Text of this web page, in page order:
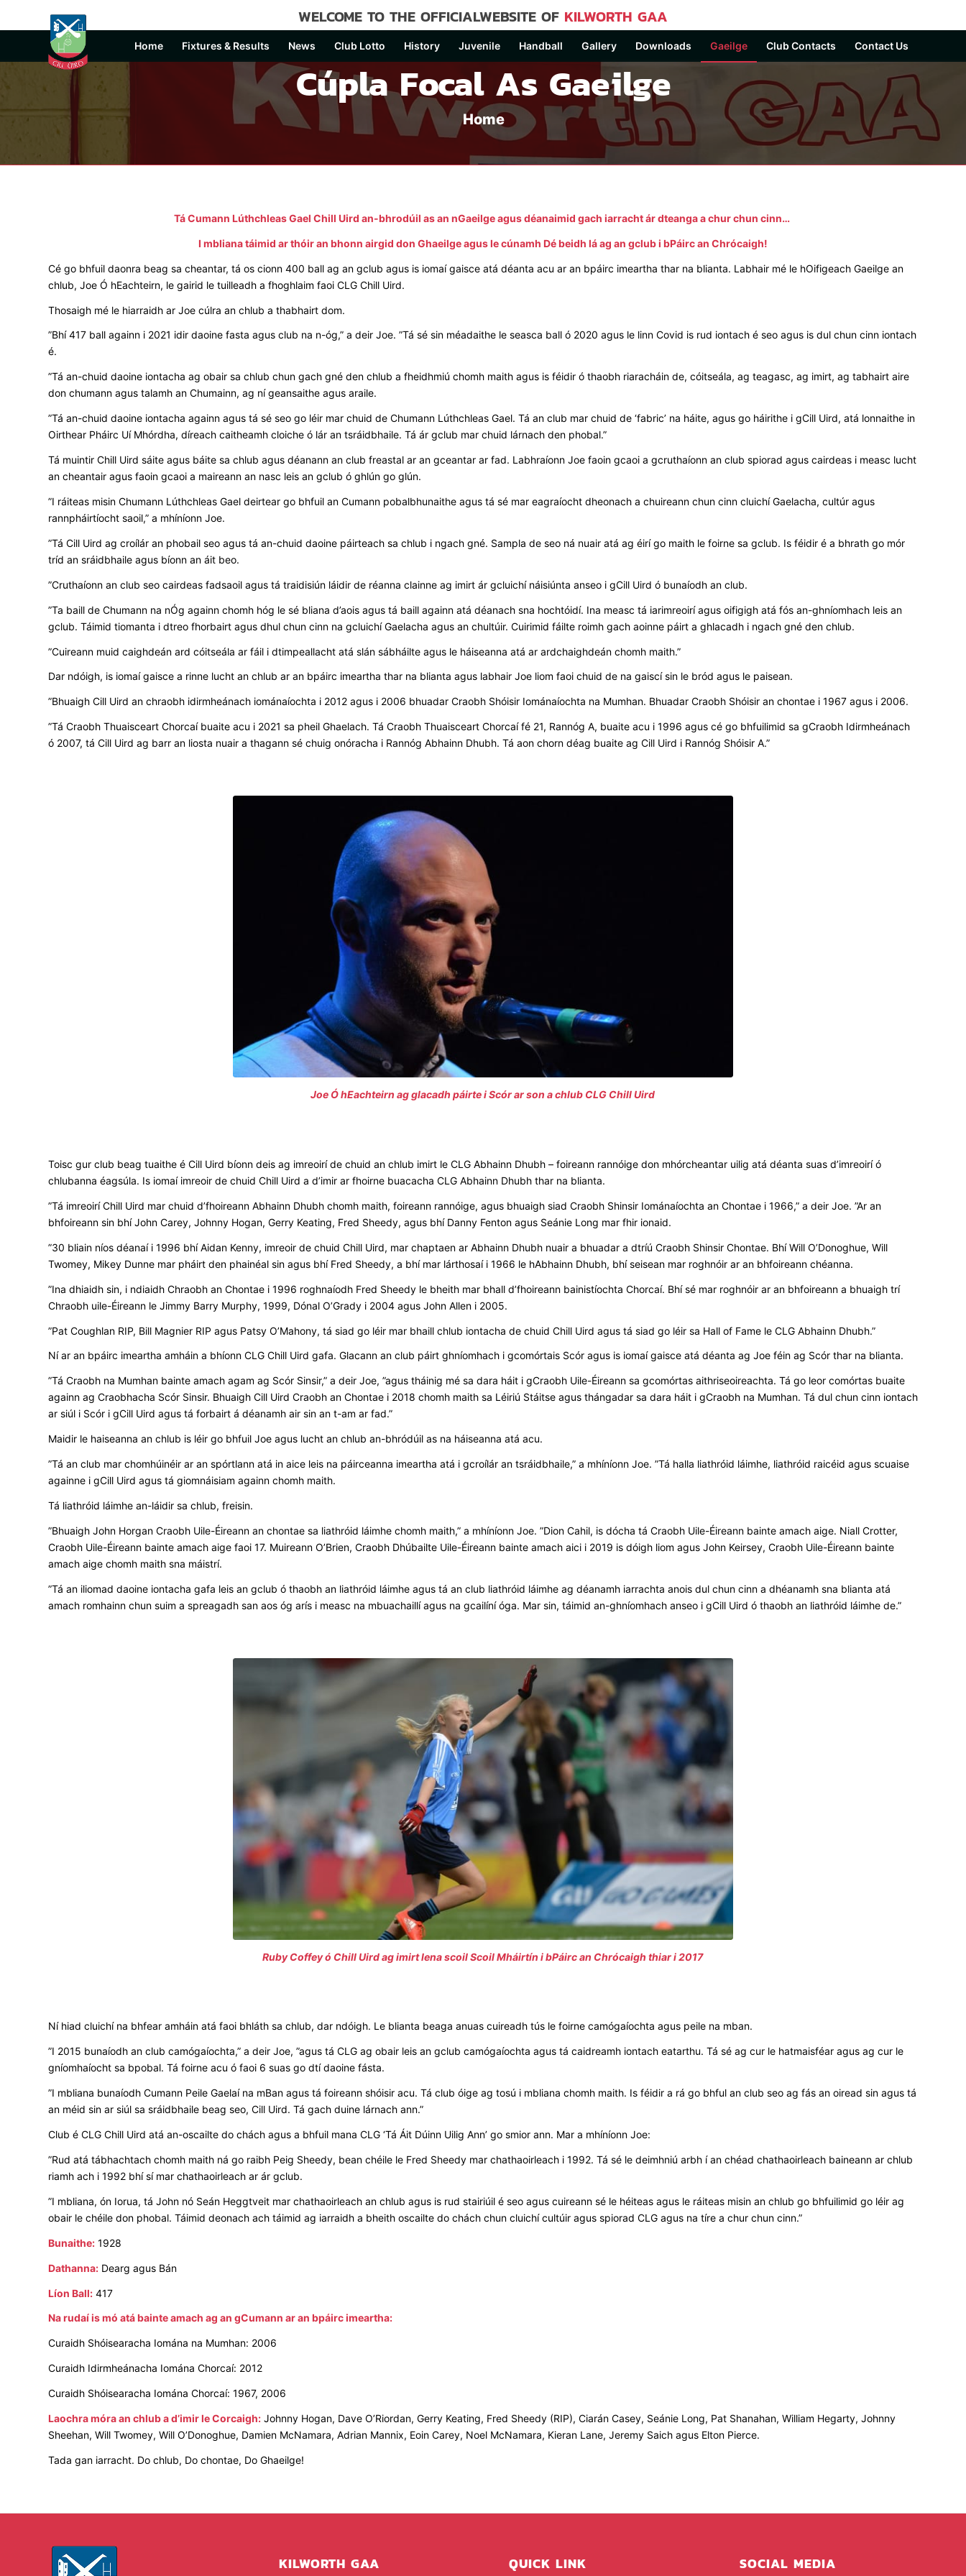
WELCOME TO THE OFFICIALWEBSITE OF KILWORTH GAA
Home Fixtures & Results News Club Lotto History Juvenile Handball Gallery Downloads Gaeilge Club Contacts Contact Us
Cúpla Focal As Gaeilge
Home
Tá Cumann Lúthchleas Gael Chill Uird an-bhrodúil as an nGaeilge agus déanaimid gach iarracht ár dteanga a chur chun cinn…
I mbliana táimid ar thóir an bhonn airgid don Ghaeilge agus le cúnamh Dé beidh lá ag an gclub i bPáirc an Chrócaigh!
Cé go bhfuil daonra beag sa cheantar, tá os cionn 400 ball ag an gclub agus is iomaí gaisce atá déanta acu ar an bpáirc imeartha thar na blianta. Labhair mé le hOifigeach Gaeilge an
chlub, Joe Ó hEachteirn, le gairid le tuilleadh a fhoghlaim faoi CLG Chill Uird.
Thosaigh mé le hiarraidh ar Joe cúlra an chlub a thabhairt dom.
”Bhí 417 ball againn i 2021 idir daoine fasta agus club na n-óg,” a deir Joe. ”Tá sé sin méadaithe le seasca ball ó 2020 agus le linn Covid is rud iontach é seo agus is dul chun cinn iontach
é.
”Tá an-chuid daoine iontacha ag obair sa chlub chun gach gné den chlub a fheidhmiú chomh maith agus is féidir ó thaobh riaracháin de, cóitseála, ag teagasc, ag imirt, ag tabhairt aire
don chumann agus talamh an Chumainn, ag ní geansaithe agus araile.
”Tá an-chuid daoine iontacha againn agus tá sé seo go léir mar chuid de Chumann Lúthchleas Gael. Tá an club mar chuid de ‘fabric’ na háite, agus go háirithe i gCill Uird, atá lonnaithe in
Oirthear Pháirc Uí Mhórdha, díreach caitheamh cloiche ó lár an tsráidbhaile. Tá ár gclub mar chuid lárnach den phobal.”
Tá muintir Chill Uird sáite agus báite sa chlub agus déanann an club freastal ar an gceantar ar fad. Labhraíonn Joe faoin gcaoi a gcruthaíonn an club spiorad agus cairdeas i measc lucht
an cheantair agus faoin gcaoi a maireann an nasc leis an gclub ó ghlún go glún.
”I ráiteas misin Chumann Lúthchleas Gael deirtear go bhfuil an Cumann pobalbhunaithe agus tá sé mar eagraíocht dheonach a chuireann chun cinn cluichí Gaelacha, cultúr agus
rannpháirtíocht saoil,” a mhíníonn Joe.
”Tá Cill Uird ag croílár an phobail seo agus tá an-chuid daoine páirteach sa chlub i ngach gné. Sampla de seo ná nuair atá ag éirí go maith le foirne sa gclub. Is féidir é a bhrath go mór
tríd an sráidbhaile agus bíonn an áit beo.
”Cruthaíonn an club seo cairdeas fadsaoil agus tá traidisiún láidir de réanna clainne ag imirt ár gcluichí náisiúnta anseo i gCill Uird ó bunaíodh an club.
”Ta baill de Chumann na nÓg againn chomh hóg le sé bliana d’aois agus tá baill againn atá déanach sna hochtóidí. Ina measc tá iarimreoirí agus oifigigh atá fós an-ghníomhach leis an
gclub. Táimid tiomanta i dtreo fhorbairt agus dhul chun cinn na gcluichí Gaelacha agus an chultúir. Cuirimid fáilte roimh gach aoinne páirt a ghlacadh i ngach gné den chlub.
”Cuireann muid caighdeán ard cóitseála ar fáil i dtimpeallacht atá slán sábháilte agus le háiseanna atá ar ardchaighdeán chomh maith.”
Dar ndóigh, is iomaí gaisce a rinne lucht an chlub ar an bpáirc imeartha thar na blianta agus labhair Joe liom faoi chuid de na gaiscí sin le bród agus le paisean.
”Bhuaigh Cill Uird an chraobh idirmheánach iománaíochta i 2012 agus i 2006 bhuadar Craobh Shóisir Iománaíochta na Mumhan. Bhuadar Craobh Shóisir an chontae i 1967 agus i 2006.
”Tá Craobh Thuaisceart Chorcaí buaite acu i 2021 sa pheil Ghaelach. Tá Craobh Thuaisceart Chorcaí fé 21, Rannóg A, buaite acu i 1996 agus cé go bhfuilimid sa gCraobh Idirmheánach
ó 2007, tá Cill Uird ag barr an liosta nuair a thagann sé chuig onóracha i Rannóg Abhainn Dhubh. Tá aon chorn déag buaite ag Cill Uird i Rannóg Shóisir A.”
Joe Ó hEachteirn ag glacadh páirte i Scór ar son a chlub CLG Chill Uird
Toisc gur club beag tuaithe é Cill Uird bíonn deis ag imreoirí de chuid an chlub imirt le CLG Abhainn Dhubh – foireann rannóige don mhórcheantar uilig atá déanta suas d’imreoirí ó
chlubanna éagsúla. Is iomaí imreoir de chuid Chill Uird a d’imir ar fhoirne buacacha CLG Abhainn Dhubh thar na blianta.
”Tá imreoirí Chill Uird mar chuid d’fhoireann Abhainn Dhubh chomh maith, foireann rannóige, agus bhuaigh siad Craobh Shinsir Iománaíochta an Chontae i 1966,” a deir Joe. ”Ar an
bhfoireann sin bhí John Carey, Johnny Hogan, Gerry Keating, Fred Sheedy, agus bhí Danny Fenton agus Seánie Long mar fhir ionaid.
”30 bliain níos déanaí i 1996 bhí Aidan Kenny, imreoir de chuid Chill Uird, mar chaptaen ar Abhainn Dhubh nuair a bhuadar a dtríú Craobh Shinsir Chontae. Bhí Will O’Donoghue, Will
Twomey, Mikey Dunne mar pháirt den phainéal sin agus bhí Fred Sheedy, a bhí mar lárthosaí i 1966 le hAbhainn Dhubh, bhí seisean mar roghnóir ar an bhfoireann chéanna.
”Ina dhiaidh sin, i ndiaidh Chraobh an Chontae i 1996 roghnaíodh Fred Sheedy le bheith mar bhall d’fhoireann bainistíochta Chorcaí. Bhí sé mar roghnóir ar an bhfoireann a bhuaigh trí
Chraobh uile-Éireann le Jimmy Barry Murphy, 1999, Dónal O’Grady i 2004 agus John Allen i 2005.
”Pat Coughlan RIP, Bill Magnier RIP agus Patsy O’Mahony, tá siad go léir mar bhaill chlub iontacha de chuid Chill Uird agus tá siad go léir sa Hall of Fame le CLG Abhainn Dhubh.”
Ní ar an bpáirc imeartha amháin a bhíonn CLG Chill Uird gafa. Glacann an club páirt ghníomhach i gcomórtais Scór agus is iomaí gaisce atá déanta ag Joe féin ag Scór thar na blianta.
”Tá Craobh na Mumhan bainte amach agam ag Scór Sinsir,” a deir Joe, ”agus tháinig mé sa dara háit i gCraobh Uile-Éireann sa gcomórtas aithriseoireachta. Tá go leor comórtas buaite
againn ag Craobhacha Scór Sinsir. Bhuaigh Cill Uird Craobh an Chontae i 2018 chomh maith sa Léiriú Stáitse agus thángadar sa dara háit i gCraobh na Mumhan. Tá dul chun cinn iontach
ar siúl i Scór i gCill Uird agus tá forbairt á déanamh air sin an t-am ar fad.”
Maidir le haiseanna an chlub is léir go bhfuil Joe agus lucht an chlub an-bhródúil as na háiseanna atá acu.
”Tá an club mar chomhúinéir ar an spórtlann atá in aice leis na páirceanna imeartha atá i gcroílár an tsráidbhaile,” a mhíníonn Joe. ”Tá halla liathróid láimhe, liathróid raicéid agus scuaise
againne i gCill Uird agus tá giomnáisiam againn chomh maith.
Tá liathróid láimhe an-láidir sa chlub, freisin.
”Bhuaigh John Horgan Craobh Uile-Éireann an chontae sa liathróid láimhe chomh maith,” a mhíníonn Joe. ”Dion Cahil, is dócha tá Craobh Uile-Éireann bainte amach aige. Niall Crotter,
Craobh Uile-Éireann bainte amach aige faoi 17. Muireann O’Brien, Craobh Dhúbailte Uile-Éireann bainte amach aici i 2019 is dóigh liom agus John Keirsey, Craobh Uile-Éireann bainte
amach aige chomh maith sna máistrí.
”Tá an iliomad daoine iontacha gafa leis an gclub ó thaobh an liathróid láimhe agus tá an club liathróid láimhe ag déanamh iarrachta anois dul chun cinn a dhéanamh sna blianta atá
amach romhainn chun suim a spreagadh san aos óg arís i measc na mbuachaillí agus na gcailíní óga. Mar sin, táimid an-ghníomhach anseo i gCill Uird ó thaobh an liathróid láimhe de.”
Ruby Coffey ó Chill Uird ag imirt lena scoil Scoil Mháirtín i bPáirc an Chrócaigh thiar i 2017
Ní hiad cluichí na bhfear amháin atá faoi bhláth sa chlub, dar ndóigh. Le blianta beaga anuas cuireadh tús le foirne camógaíochta agus peile na mban.
”I 2015 bunaíodh an club camógaíochta,” a deir Joe, ”agus tá CLG ag obair leis an gclub camógaíochta agus tá caidreamh iontach eatarthu. Tá sé ag cur le hatmaisféar agus ag cur le
gníomhaíocht sa bpobal. Tá foirne acu ó faoi 6 suas go dtí daoine fásta.
”I mbliana bunaíodh Cumann Peile Gaelaí na mBan agus tá foireann shóisir acu. Tá club óige ag tosú i mbliana chomh maith. Is féidir a rá go bhful an club seo ag fás an oiread sin agus tá
an méid sin ar siúl sa sráidbhaile beag seo, Cill Uird. Tá gach duine lárnach ann.”
Club é CLG Chill Uird atá an-oscailte do chách agus a bhfuil mana CLG ‘Tá Áit Dúinn Uilig Ann’ go smior ann. Mar a mhíníonn Joe:
”Rud atá tábhachtach chomh maith ná go raibh Peig Sheedy, bean chéile le Fred Sheedy mar chathaoirleach i 1992. Tá sé le deimhniú arbh í an chéad chathaoirleach baineann ar chlub
riamh ach i 1992 bhí sí mar chathaoirleach ar ár gclub.
”I mbliana, ón Iorua, tá John nó Seán Heggtveit mar chathaoirleach an chlub agus is rud stairiúil é seo agus cuireann sé le héiteas agus le ráiteas misin an chlub go bhfuilimid go léir ag
obair le chéile don phobal. Táimid deonach ach táimid ag iarraidh a bheith oscailte do chách chun cluichí cultúir agus spiorad CLG agus na tíre a chur chun cinn.”
Bunaithe: 1928
Dathanna: Dearg agus Bán
Líon Ball: 417
Na rudaí is mó atá bainte amach ag an gCumann ar an bpáirc imeartha:
Curaidh Shóisearacha Iomána na Mumhan: 2006
Curaidh Idirmheánacha Iomána Chorcaí: 2012
Curaidh Shóisearacha Iomána Chorcaí: 1967, 2006
Laochra móra an chlub a d’imir le Corcaigh: Johnny Hogan, Dave O’Riordan, Gerry Keating, Fred Sheedy (RIP), Ciarán Casey, Seánie Long, Pat Shanahan, William Hegarty, Johnny
Sheehan, Will Twomey, Will O’Donoghue, Damien McNamara, Adrian Mannix, Eoin Carey, Noel McNamara, Kieran Lane, Jeremy Saich agus Elton Pierce.
Tada gan iarracht. Do chlub, Do chontae, Do Ghaeilge!
KILWORTH GAA QUICK LINK SOCIAL MEDIA